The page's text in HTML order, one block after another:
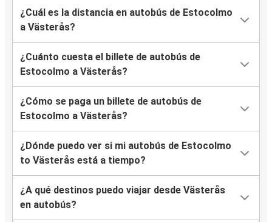
¿Cuál es la distancia en autobús de Estocolmo
a Västerås?
¿Cuánto cuesta el billete de autobús de
Estocolmo a Västerås?
¿Cómo se paga un billete de autobús de
Estocolmo a Västerås?
¿Dónde puedo ver si mi autobús de Estocolmo
to Västerås está a tiempo?
¿A qué destinos puedo viajar desde Västerås
en autobús?